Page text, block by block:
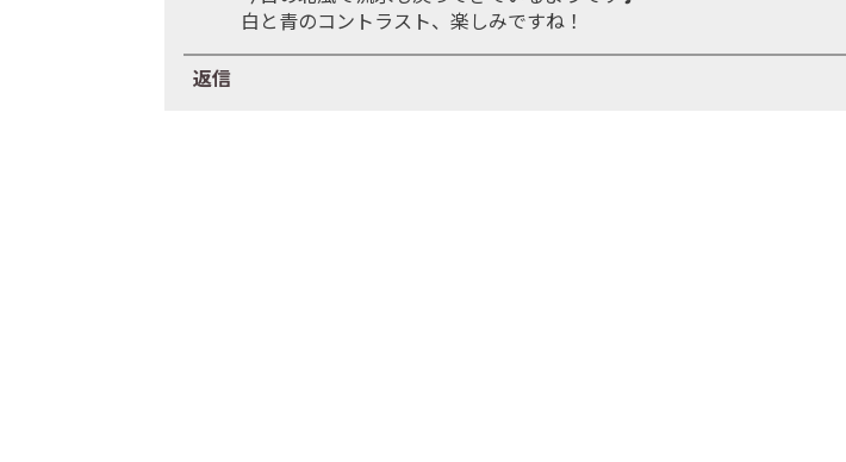
白と青のコントラスト、楽しみですね！
返信